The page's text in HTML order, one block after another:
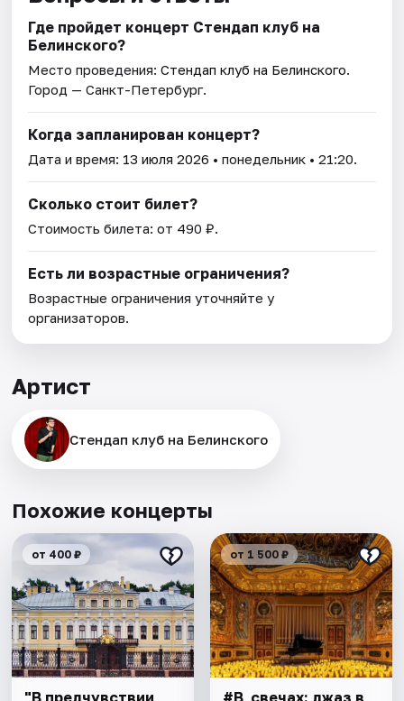
Где пройдет концерт Стендап клуб на
Белинского?
Место проведения:Стендап клуб на Белинского.
Город — Санкт-Петербург.
Когда запланирован концерт?
Дата и время: 13 июля 2026 • понедельник • 21:20.
Сколько стоит билет?
Стоимость билета: от 490 ₽.
Есть ли возрастные ограничения?
Возрастные ограничения уточняйте у
организаторов.
Артист
Стендап клуб на Белинского
Похожие концерты
от 400 ₽ от 1 500 ₽